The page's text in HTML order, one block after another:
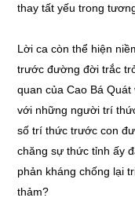
thay tất yếu trong
Lời ca còn thể hiện
trước đường đời trắc
quan của Cao Bá
với những người trí
số trí thức trước con
chăng sự thức tỉnh ấy
phản kháng chống lại
thảm?